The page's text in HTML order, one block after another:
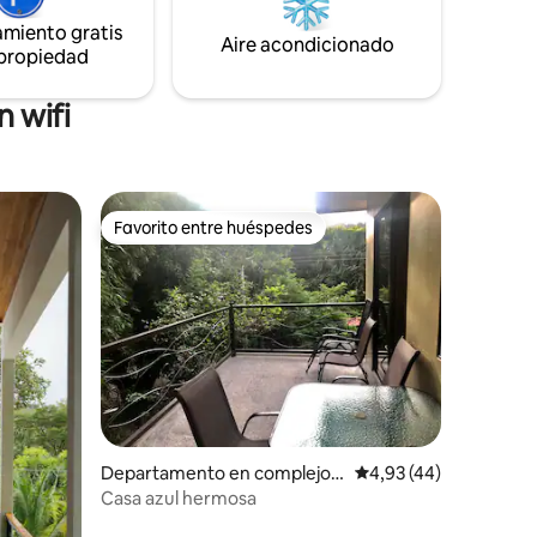
grupos
belleza de Santa Teresa en Milla La María!
gratis
Aire acondicionado
wifi
Favorito entre huéspedes
Favorito entre huéspedes
Departamento en complejo r
esidencial en Cobano
Calificación
4,93 (44)
Casa azul hermosa